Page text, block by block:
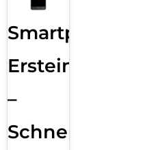
Smartphone
Ersteinrichtung
–
Schnelle